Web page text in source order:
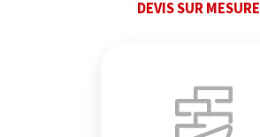
DEVIS SUR MESURE